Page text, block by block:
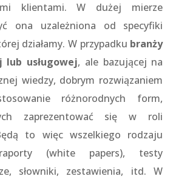
klientami. W dużej mierze
ona uzależniona od specyfiki
działamy. W przypadku branży
lub usługowej, ale bazującej na
wiedzy, dobrym rozwiązaniem
różnorodnych form,
zaprezentować się w roli
to więc wszelkiego rodzaju
(white papers), testy
słowniki, zestawienia, itd. W